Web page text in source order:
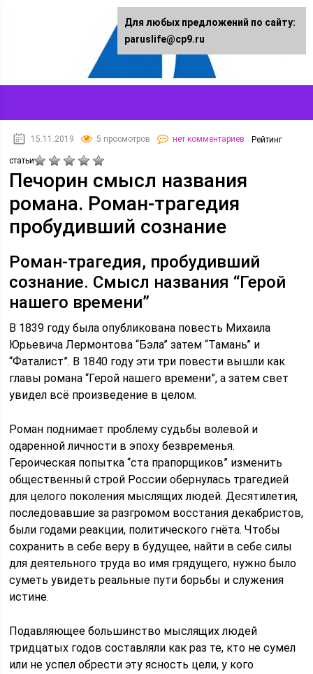
15.11.2019 5 просмотров нет комментариев Рейтинг
статьи
Печорин смысл названия
романа. Роман-трагедия
пробудивший сознание
Роман-трагедия, пробудивший
сознание. Смысл названия “Герой
нашего времени”
В 1839 году была опубликована повесть Михаила
Юрьевича Лермонтова “Бэла” затем “Тамань” и
“Фаталист”. В 1840 году эти три повести вышли как
главы романа “Герой нашего времени”, а затем свет
увидел всё произведение в целом.
Роман поднимает проблему судьбы волевой и
одаренной личности в эпоху безвременья.
Героическая попытка “ста прапорщиков” изменить
общественный строй России обернулась трагедией
для целого поколения мыслящих людей. Десятилетия,
последовавшие за разгромом восстания декабристов,
были годами реакции, политического гнёта. Чтобы
сохранить в себе веру в будущее, найти в себе силы
для деятельного труда во имя грядущего, нужно было
суметь увидеть реальные пути борьбы и служения
истине.
Подавляющее большинство мыслящих людей
тридцатых годов составляли как раз те, кто не сумел
или не успел обрести эту ясность цели, у кого
Для любых предложений по сайту:
paruslife@cp9.ru